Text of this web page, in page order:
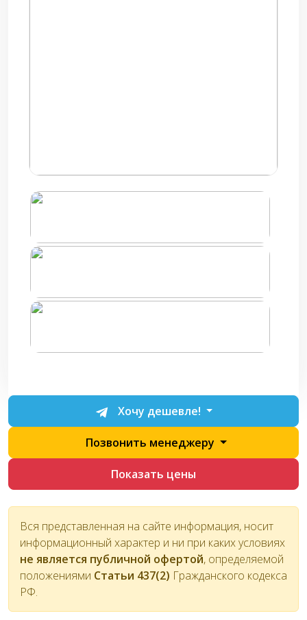
Хочу дешевле!
Позвонить менеджеру
Показать цены
Вся представленная на сайте информация, носит
информационный характер и ни при каких условиях
не является публичной офертой, определяемой
положениями Статьи 437(2) Гражданского кодекса
РФ.